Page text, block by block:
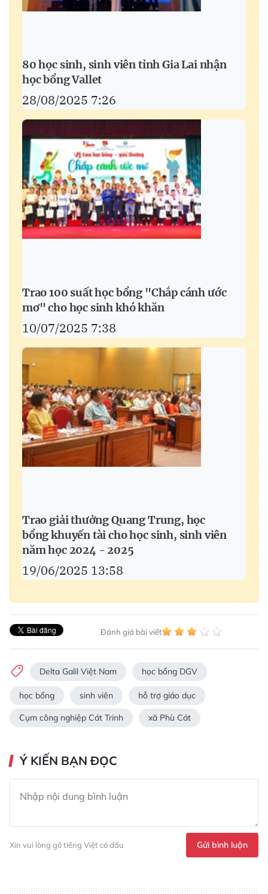
80 học sinh, sinh viên tỉnh Gia Lai nhận
học bổng Vallet
28/08/2025 7:26
Trao 100 suất học bổng "Chắp cánh ước
mơ" cho học sinh khó khăn
10/07/2025 7:38
Trao giải thưởng Quang Trung, học
bổng khuyến tài cho học sinh, sinh viên
năm học 2024 - 2025
19/06/2025 13:58
Đánh giá bài viết
Delta Galil Việt Nam học bổng DGV
học bổng sinh viên hỗ trợ giáo dục
Cụm công nghiệp Cát Trinh xã Phù Cát
Ý KIẾN BẠN ĐỌC
Xin vui lòng gõ tiếng Việt có dấu Gửi bình luận